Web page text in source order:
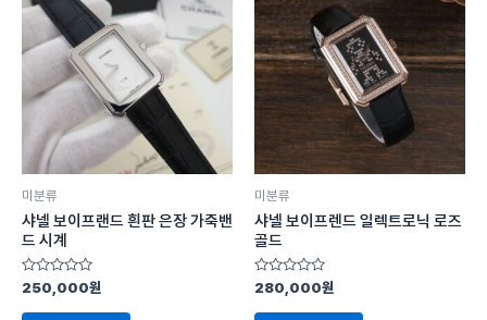
미분류
샤넬 보이프랜드 흰판 은장 가죽밴
드 시계
5
에
250,000원
미분류
샤넬 보이프렌드 일렉트로닉 로즈
골드
5
에
280,000원